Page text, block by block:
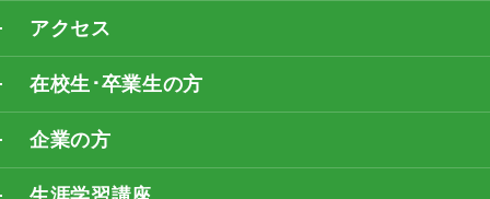
アクセス
在校生･卒業生の方
企業の方